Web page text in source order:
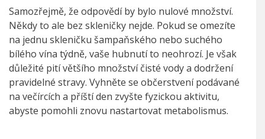
Samozřejmě, že odpovědí by bylo nulové množství.
Někdy to ale bez skleničky nejde. Pokud se omezíte
na jednu skleničku šampaňského nebo suchého
bílého vína týdně, vaše hubnutí to neohrozí. Je však
důležité pití většího množství čisté vody a dodržení
pravidelné stravy. Vyhněte se občerstvení podávané
na večírcích a příští den zvyšte fyzickou aktivitu,
abyste pomohli znovu nastartovat metabolismus.